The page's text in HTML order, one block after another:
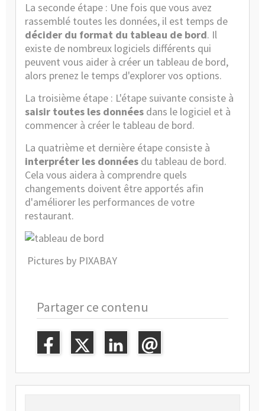
La seconde étape : Une fois que vous avez
rassemblé toutes les données, il est temps de
décider du format du tableau de bord. Il
existe de nombreux logiciels différents qui
peuvent vous aider à créer un tableau de bord,
alors prenez le temps d'explorer vos options.
La troisième étape : L'étape suivante consiste à
saisir toutes les données dans le logiciel et à
commencer à créer le tableau de bord.
La quatrième et dernière étape consiste à
interpréter les données du tableau de bord.
Cela vous aidera à comprendre quels
changements doivent être apportés afin
d'améliorer les performances de votre
restaurant.
Pictures by PIXABAY
Partager ce contenu